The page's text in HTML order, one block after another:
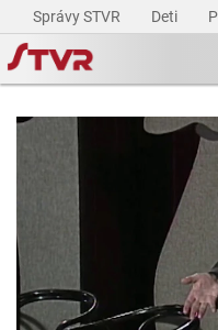
Správy STVR Deti